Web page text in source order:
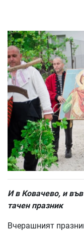
И в Ковачево, и
тачен празник
Вчерашният